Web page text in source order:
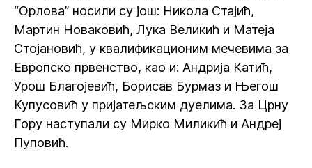
“Орлова” носили су још: Никола Стајић,
Мартин Новаковић, Лука Великић и Матеја
Стојановић, у квалификационим мечевима за
Европско првенство, као и: Андрија Катић,
Урош Благојевић, Борисав Бурмаз и Његош
Купусовић у пријатељским дуелима. За Црну
Гору наступали су Мирко Миликић и Андреј
Пуповић.